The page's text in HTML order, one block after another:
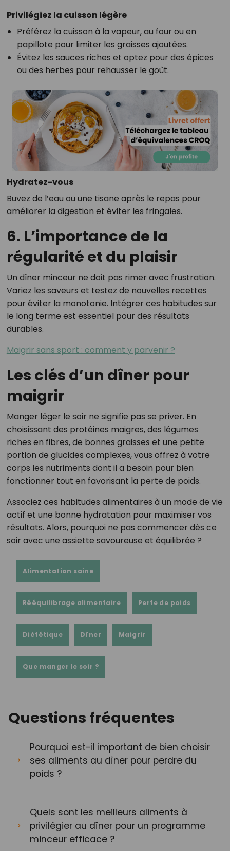
Privilégiez la cuisson légère
Préférez la cuisson à la vapeur, au four ou en
papillote pour limiter les graisses ajoutées.
Évitez les sauces riches et optez pour des épices
ou des herbes pour rehausser le goût.
Hydratez-vous
Buvez de l’eau ou une tisane après le repas pour
améliorer la digestion et éviter les fringales.
6. L’importance de la
régularité et du plaisir
Un dîner minceur ne doit pas rimer avec frustration.
Variez les saveurs et testez de nouvelles recettes
pour éviter la monotonie. Intégrer ces habitudes sur
le long terme est essentiel pour des résultats
durables.
Maigrir sans sport : comment y parvenir ?
Les clés d’un dîner pour
maigrir
Manger léger le soir ne signifie pas se priver. En
choisissant des protéines maigres, des légumes
riches en fibres, de bonnes graisses et une petite
portion de glucides complexes, vous offrez à votre
corps les nutriments dont il a besoin pour bien
fonctionner tout en favorisant la perte de poids.
Associez ces habitudes alimentaires à un mode de vie
actif et une bonne hydratation pour maximiser vos
résultats. Alors, pourquoi ne pas commencer dès ce
soir avec une assiette savoureuse et équilibrée ?
Alimentation saine
Rééquilibrage alimentaire Perte de poids
Diététique Dîner Maigrir
Que manger le soir ?
Questions fréquentes
Pourquoi est-il important de bien choisir
ses aliments au dîner pour perdre du
poids ?
Quels sont les meilleurs aliments à
privilégier au dîner pour un programme
minceur efficace ?